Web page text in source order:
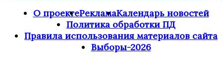
О проектеРекламаКалендарь новостей
Политика обработки ПД
Правила использования материалов сайта
Выборы-2026